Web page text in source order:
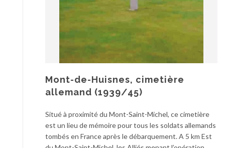
Mont-de-Huisnes, cimetière
allemand (1939/45)
Situé à proximité du Mont-Saint-Michel, ce cimetière
est un lieu de mémoire pour tous les soldats allemands
tombés en France après le débarquement. A 5 km Est